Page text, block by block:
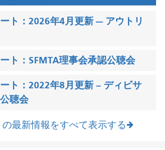
ト：2026年4月更新 — アウトリ
ト：SFMTA理事会承認公聴会
ト：2022年8月更新 – ディビサ
聴会
最新情報をすべて表示する